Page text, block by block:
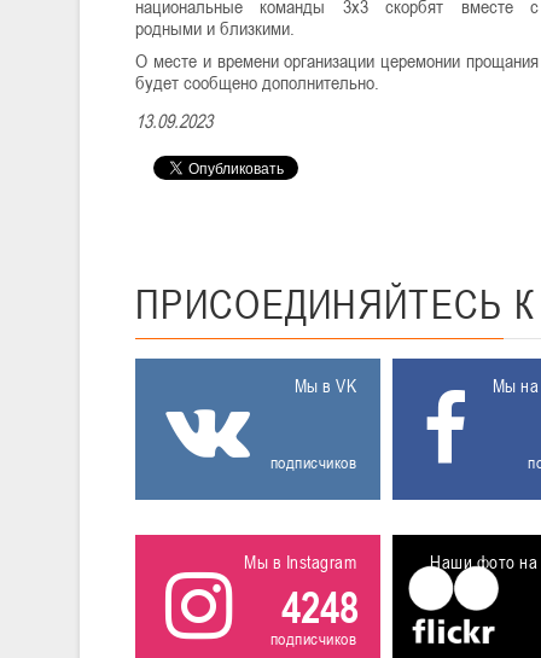
национальные команды 3х3 скорбят вместе с
родными и близкими.
О месте и времени организации церемонии прощания
будет сообщено дополнительно.
13.09.2023
ПРИСОЕДИНЯЙТЕСЬ
Мы в VK
подписчиков
Мы на
Мы в Instagram
4248
подписчиков
Наши фото на